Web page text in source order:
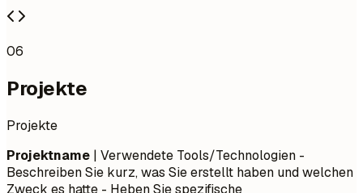
06
Projekte
Projekte
Projektname | Verwendete Tools/Technologien -
Beschreiben Sie kurz, was Sie erstellt haben und welchen
Zweck es hatte - Heben Sie spezifische